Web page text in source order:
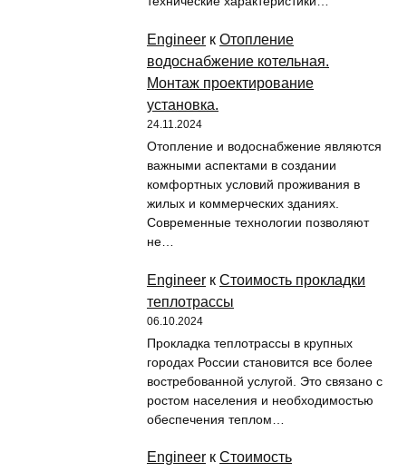
Engineer к Отопление
водоснабжение котельная.
Монтаж проектирование
установка.
24.11.2024
Отопление и водоснабжение являются
важными аспектами в создании
комфортных условий проживания в
жилых и коммерческих зданиях.
Современные технологии позволяют
не…
Engineer к Стоимость прокладки
теплотрассы
06.10.2024
Прокладка теплотрассы в крупных
городах России становится все более
востребованной услугой. Это связано с
ростом населения и необходимостью
обеспечения теплом…
Engineer к Стоимость